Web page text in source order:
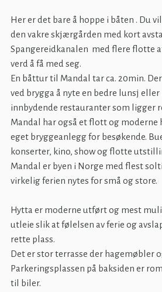
Her er det bare å hoppe i båten . Du
den vakre skjærgården med kort
Spangereidkanalen med flere flotte
verd å få med seg.
En båttur til Mandal tar ca. 20min.
ved brygga å nyte en bedre lunsj
innbydende restauranter som ligger
Mandal har også et flott og moderne
eget bryggeanlegg for besøkende.
konserter, kino, show og flotte
Mandal er byen i Norge med flest
virkelig ferien nytes for små og store.
Hytta er moderne utført og mest
utleie slik at følelsen av ferie og
rette plass.
Det er stor terrasse der hagemøbler
Parkeringsplassen på baksiden er
til biler.